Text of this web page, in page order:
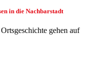
in die Nachbarstadt
gehen auf